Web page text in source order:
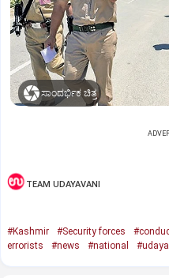
ಸಾಂದರ್ಭಿಕ ಚಿತ್ರ
TEAM UDAYAVANI
#Kashmir #Security forces
errorists
#news #national